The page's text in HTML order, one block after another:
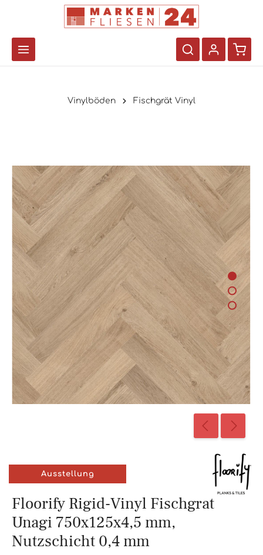
Vinylböden Fischgrät Vinyl
Ausstellung
Floorify Rigid-Vinyl Fischgrat
Unagi 750x125x4,5 mm,
Nutzschicht 0,4 mm